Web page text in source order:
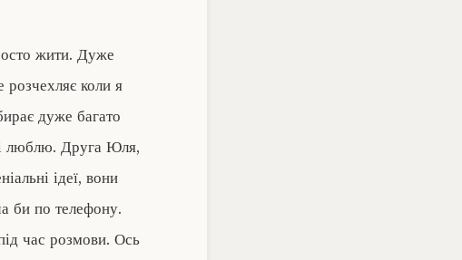
жити. Дуже
коли я
дуже багато
люблю. Друга Юля,
ідеї, вони
би по телефону.
час розмови. Ось